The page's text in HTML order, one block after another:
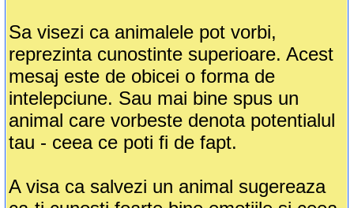
Sa visezi ca animalele pot vorbi,
reprezinta cunostinte superioare. Acest
mesaj este de obicei o forma de
intelepciune. Sau mai bine spus un
animal care vorbeste denota potentialul
tau - ceea ce poti fi de fapt.
A visa ca salvezi un animal sugereaza